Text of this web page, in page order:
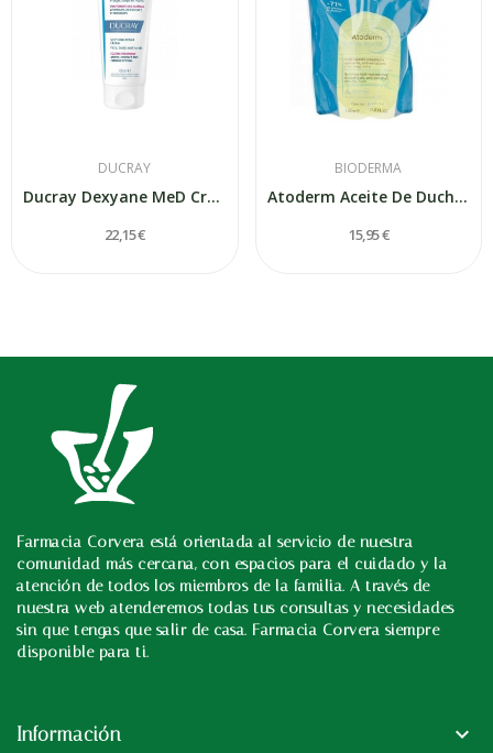
DUCRAY
Ducray Dexyane MeD Crema Reparadora Calmante 100ml
22,15 €
BIODERMA
Atoderm Aceite De Ducha Eco-recargable 1 Litro
15,95 €
Farmacia Corvera está orientada al servicio de nuestra
comunidad más cercana, con espacios para el cuidado y la
atención de todos los miembros de la familia. A través de
nuestra web atenderemos todas tus consultas y necesidades
sin que tengas que salir de casa. Farmacia Corvera siempre
disponible para ti.
Información 